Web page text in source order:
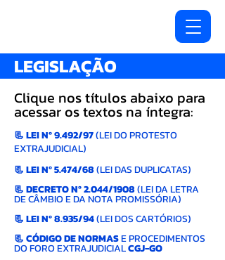
LEGISLAÇÃO
​Clique nos títulos abaixo para
acessar os textos na íntegra:
📃 LEI Nº 9.492/97(LEI DO PROTESTO
EXTRAJUDICIAL)
📃LEI Nº 5.474/68(LEI DAS DUPLICATAS)
📃DECRETO Nº 2.044/1908(LEI DA LETRA
DE CÂMBIO E DA NOTA PROMISSÓRIA)
📃LEI Nº 8.935/94(LEI DOS CARTÓRIOS)
📃CÓDIGO DE NORMASE PROCEDIMENTOS
DO FORO EXTRAJUDICIALCGJ-GO